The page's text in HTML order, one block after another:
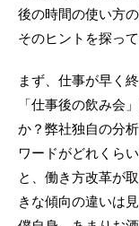
後の時間の使い方
そのヒントを探って
まず、仕事が早く
「仕事後の飲み会
か？弊社独自の分
ワードがどれくら
と、働き方改革が
きな傾向の違いは